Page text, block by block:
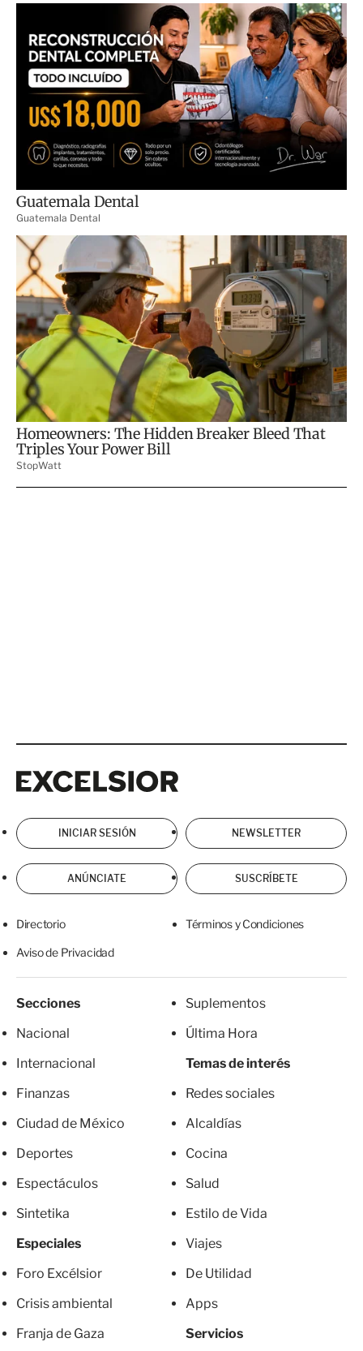
INICIAR SESIÓN NEWSLETTER
ANÚNCIATE SUSCRÍBETE
Directorio Términos y Condiciones
Aviso de Privacidad
Secciones
Nacional
Internacional
Finanzas
Ciudad de México
Deportes
Espectáculos
Sintetika
Especiales
Foro Excélsior
Crisis ambiental
Franja de Gaza
Suplementos
Última Hora
Temas de interés
Redes sociales
Alcaldías
Cocina
Salud
Estilo de Vida
Viajes
De Utilidad
Apps
Servicios